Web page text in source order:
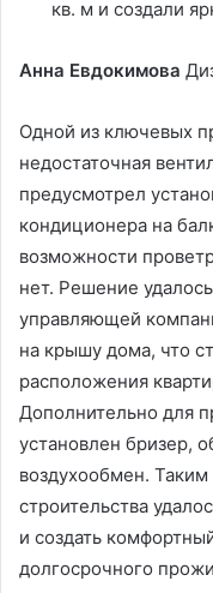
Анна Евдокимова
Одной из ключевых
недостаточная
предусмотрел
кондиционера на
возможности
нет. Решение
управляющей
на крышу дома, что
расположения
Дополнительно для
установлен бризер,
воздухообмен.
строительства
и создать
долгосрочного